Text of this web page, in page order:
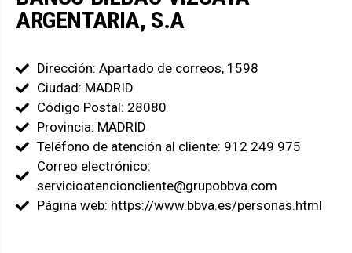
ARGENTARIA, S.A
Dirección: Apartado de correos, 1598
Ciudad: MADRID
Código Postal: 28080
Provincia: MADRID
Teléfono de atención al cliente: 912 249 975
Correo electrónico:
servicioatencioncliente@grupobbva.com
Página web: https://www.bbva.es/personas.html